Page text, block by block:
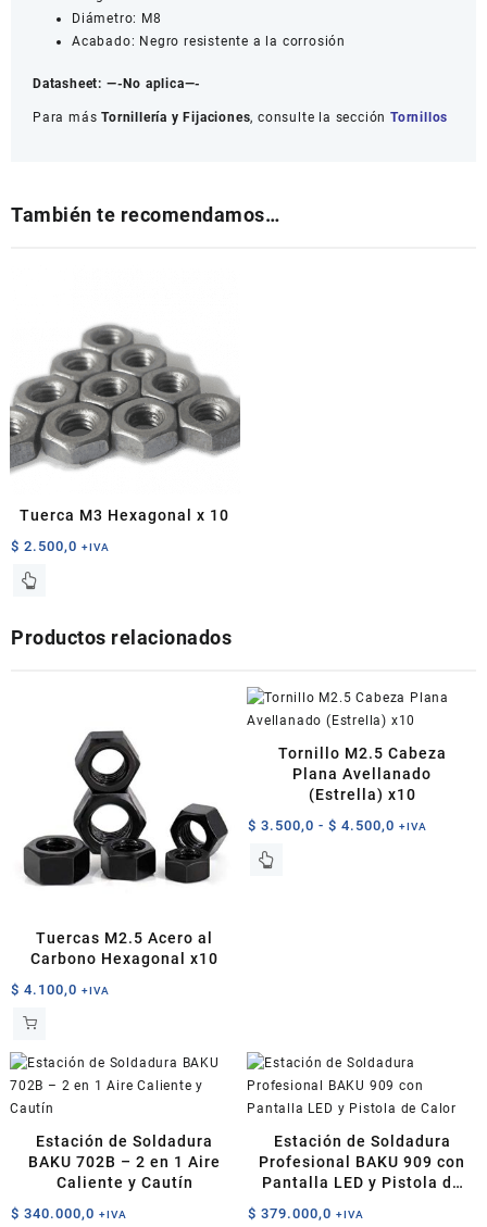
Diámetro: M8
Acabado: Negro resistente a la corrosión
Datasheet: —-No aplica—-
Para másTornillería y Fijaciones, consulte la secciónTornillos
También te recomendamos…
Tuerca M3 Hexagonal x 10
$ 2.500,0 +IVA
Productos relacionados
Tuercas M2.5 Acero al
Carbono Hexagonal x10
$ 4.100,0 +IVA
Tornillo M2.5 Cabeza
Plana Avellanado
(Estrella) x10
$ 3.500,0 - $ 4.500,0 Rango
+IVA
Este
elegir
en
la
Estación de Soldadura
BAKU 702B – 2 en 1 Aire
Caliente y Cautín
$ 340.000,0 +IVA
Estación de Soldadura
Profesional BAKU 909 con
Pantalla LED y Pistola de
$ 379.000,0 +IVA